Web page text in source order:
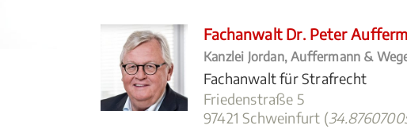
Fachanwalt Dr. Peter
Kanzlei Jordan, Auffermann &
Fachanwalt für Strafrecht
Friedenstraße 5
97421 Schweinfurt (